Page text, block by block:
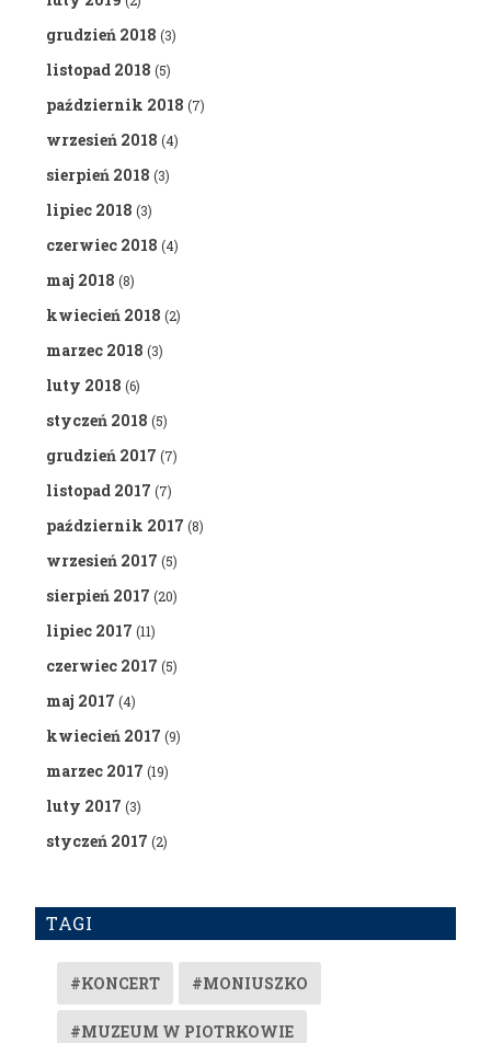
grudzień 2018 (3)
listopad 2018 (5)
październik 2018 (7)
wrzesień 2018 (4)
sierpień 2018 (3)
lipiec 2018 (3)
czerwiec 2018 (4)
maj 2018 (8)
kwiecień 2018 (2)
marzec 2018 (3)
luty 2018 (6)
styczeń 2018 (5)
grudzień 2017 (7)
listopad 2017 (7)
październik 2017 (8)
wrzesień 2017 (5)
sierpień 2017 (20)
lipiec 2017 (11)
czerwiec 2017 (5)
maj 2017 (4)
kwiecień 2017 (9)
marzec 2017 (19)
luty 2017 (3)
styczeń 2017 (2)
TAGI
#KONCERT #MONIUSZKO
#MUZEUM W PIOTRKOWIE